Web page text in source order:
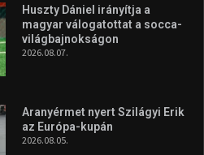
Huszty Dániel irányítja a
magyar válogatottat a socca-
világbajnokságon
2026.08.07.
Aranyérmet nyert Szilágyi Erik
az Európa-kupán
2026.08.05.